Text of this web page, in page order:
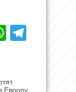
Европу